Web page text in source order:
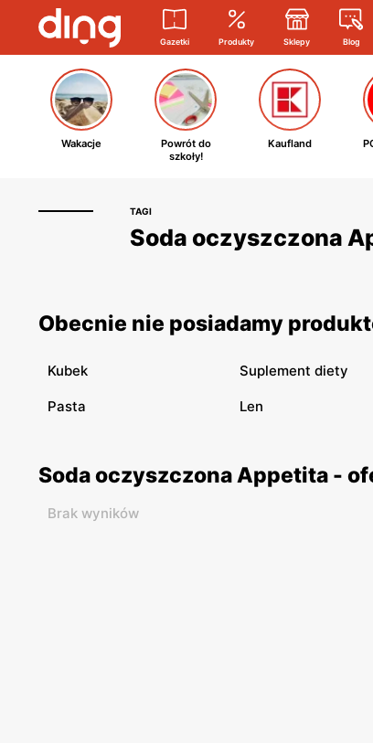
Gazetki Produkty Sklepy Blog
Wakacje
Powrót do
szkoły!
Kaufland
TAGI
Soda oczyszczona
Obecnie nie posiadamy
Kubek Suplement diety
Pasta Len
Soda oczyszczona Appetita -
Brak wyników